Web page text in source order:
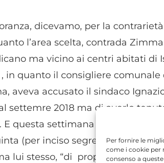
Per fornire le
come i cookie per
consenso a
dicevamo, per la
l’area scelta, contrada
ma vicino ai centri abitati di
in quanto il consigliere
aveva accusato il sindaco
settemre 2018 ma di averlo
questa settimana si registra
(per inciso segretario
lui stesso, “di proponente